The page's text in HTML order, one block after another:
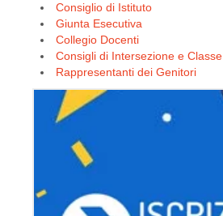
Consiglio di Istituto
Giunta Esecutiva
Collegio Docenti
Consigli di Intersezione e Classe
Rappresentanti dei Genitori